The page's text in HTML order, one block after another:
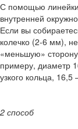
С помощью
внутренней
Если вы
колечко (2-6 мм),
«меньшую»
примеру, диаметр
узкого кольца, 16,5
2 способ